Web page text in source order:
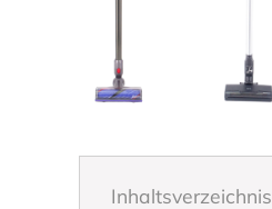
Inhaltsverzeichnis